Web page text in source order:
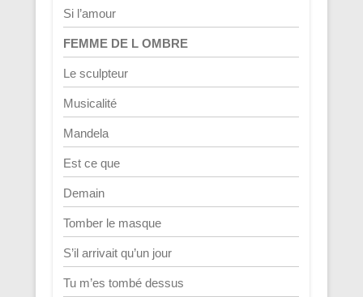
Si l’amour
FEMME DE L OMBRE
Le sculpteur
Musicalité
Mandela
Est ce que
Demain
Tomber le masque
S’il arrivait qu’un jour
Tu m’es tombé dessus